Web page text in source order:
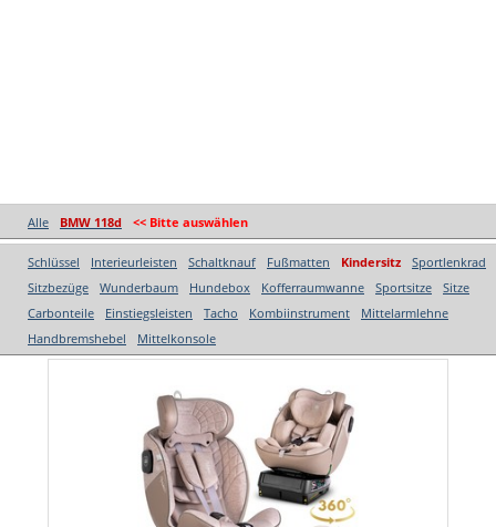
Alle BMW 118d << Bitte auswählen
Schlüssel Interieurleisten Schaltknauf Fußmatten Kindersitz
Sportlenkrad
Sitzbezüge
Wunderbaum Hundebox Kofferraumwanne Sportsitze
Sitze
Carbonteile
Einstiegsleisten Tacho Kombiinstrument
Mittelarmlehne
Handbremshebel
Mittelkonsole